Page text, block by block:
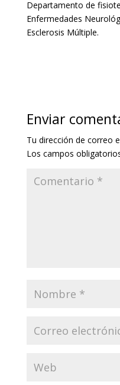
Departamento de
Enfermedades
Esclerosis Múltiple.
Enviar
Tu dirección de correo
Los campos